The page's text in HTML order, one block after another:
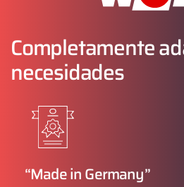
Completamente
necesidades
“Made in Germany”